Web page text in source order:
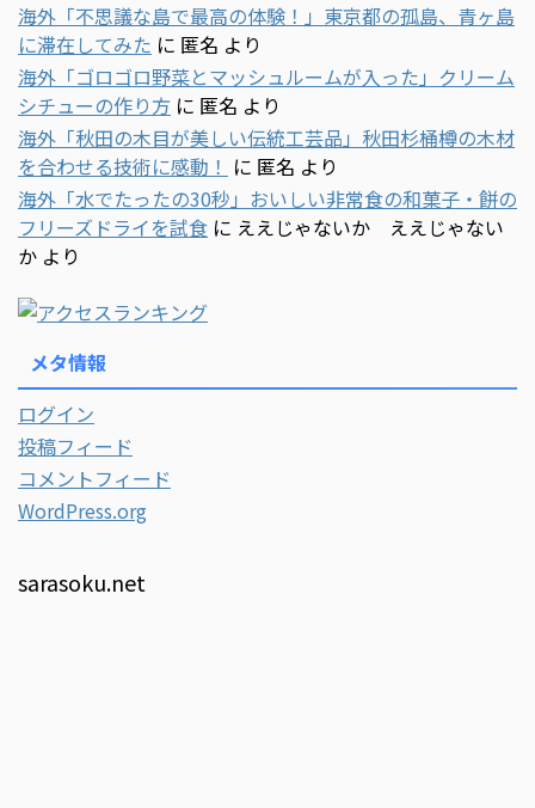
海外「不思議な島で最高の体験！」東京都の孤島、青ヶ島
に滞在してみた に 匿名 より
海外「ゴロゴロ野菜とマッシュルームが入った」クリーム
シチューの作り方 に 匿名 より
海外「秋田の木目が美しい伝統工芸品」秋田杉桶樽の木材
を合わせる技術に感動！ に 匿名 より
海外「水でたったの30秒」おいしい非常食の和菓子・餅の
フリーズドライを試食 に ええじゃないか ええじゃない
か より
メタ情報
ログイン
投稿フィード
コメントフィード
WordPress.org
sarasoku.net